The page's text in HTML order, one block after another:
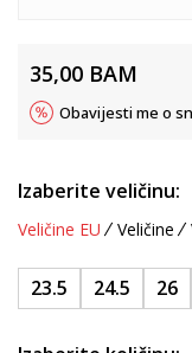
35,00 BAM
Obavijesti me o
Izaberite veličinu:
Veličine EU Veličine
23.5 24.5 26